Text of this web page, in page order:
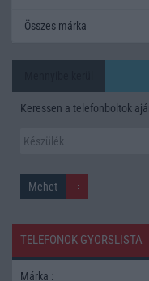
Összes márka
Keressen a telefonboltok
TELEFONOK GYORSLISTA
Márka :